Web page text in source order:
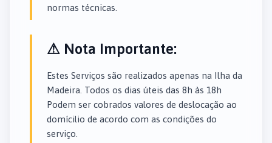
normas técnicas.
⚠ Nota Importante:
Estes Serviços são realizados apenas na Ilha da
Madeira. Todos os dias úteis das 8h às 18h
Podem ser cobrados valores de deslocação ao
domícilio de acordo com as condições do
serviço.